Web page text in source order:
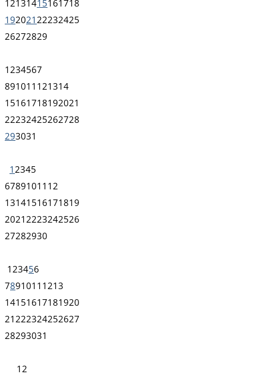
12131415161718
192021 22232425
26272829
1 234567
891011 121314
15161718192021
22232425262728
293031
1 2345
67891011 12
13141516171819
2021 2223242526
27282930
1 23456
7891011 1213
14151617181920
21 222324252627
28293031
1 2